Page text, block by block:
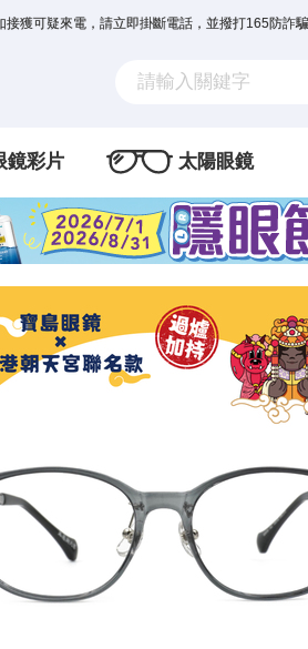
獲可疑來電，請立即掛斷電話，並撥打165防詐騙
鏡彩片 太陽眼鏡